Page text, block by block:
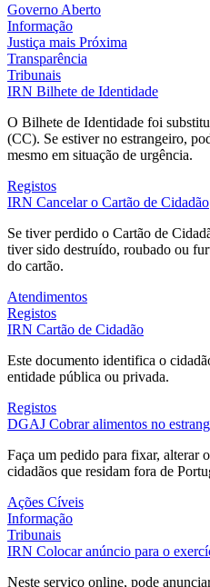
Governo Aberto
Informação
Justiça mais Próxima
Transparência
Tribunais
IRN Bilhete de Identidade
O Bilhete de Identidade foi
(CC). Se estiver no estrangeiro,
mesmo em situação de urgência.
Registos
IRN Cancelar o Cartão de Cidadão
Se tiver perdido o Cartão de
tiver sido destruído, roubado ou
do cartão.
Atendimentos
Registos
IRN Cartão de Cidadão
Este documento identifica o
entidade pública ou privada.
Registos
DGAJ Cobrar alimentos no
Faça um pedido para fixar, alterar
cidadãos que residam fora de
Ações Cíveis
Informação
Tribunais
IRN Colocar anúncio para o
Neste serviço online, pode